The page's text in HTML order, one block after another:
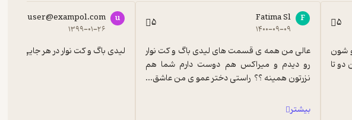
5
F
Fatima Sl
۱۴۰۰-۰۹-۰۹ 5
نزرتون همینه ؟؟  راستی دختر عمو ی من عاشق...
بیشتر
u
user@exampol.com
۱۳۹۹-۰۱-۲۶
لیدی باگ و کت نوار در هر جایی فوق